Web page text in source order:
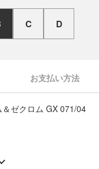
C D
お支払い方法
＆ゼクロム GX 071/04